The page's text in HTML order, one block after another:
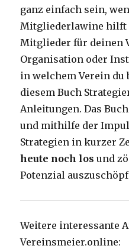
ganz einfach sein,
Mitgliederlawine hilft
Mitglieder für deinen
Organisation oder
in welchem Verein du
diesem Buch
Anleitungen. Das
und mithilfe der
Strategien in kurzer
heute noch los und
Potenzial
Weitere interessante
Vereinsmeier.online: